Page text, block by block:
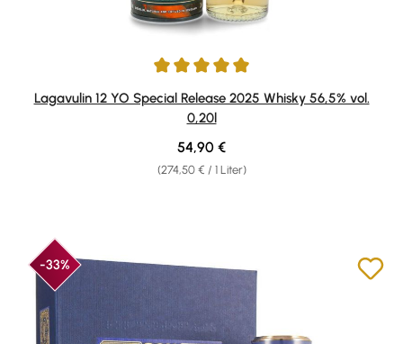
Durchschnittliche Bewertung von 5 von 5 Sternen
Lagavulin 12 YO Special Release 2025 Whisky 56,5% vol.
0,20l
(274,50 € / 1 Liter)
Regulärer Preis:
54,90 €
-33%